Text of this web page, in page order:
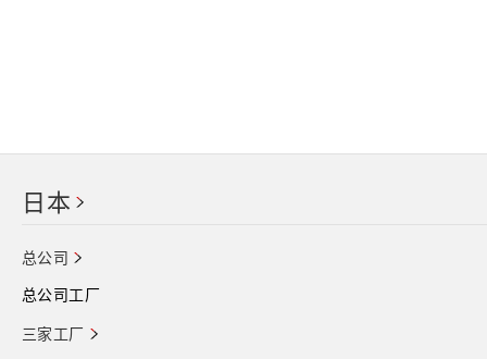
日本
总公司
总公司工厂
三家工厂